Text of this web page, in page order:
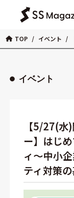
TOP / イベント /
イベント
【5/27(水
ー】はじ
ィ〜中小
ティ対策